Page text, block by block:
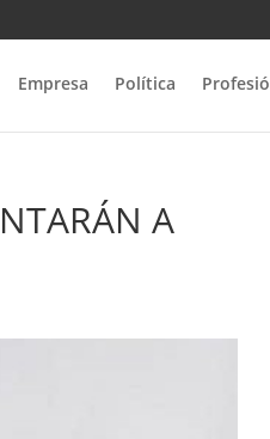
Empresa Política
A